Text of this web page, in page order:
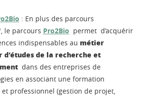
: En plus des parcours
le parcours Pro2Bio permet d’acquérir
indispensables au métier
d’études de la recherche et
dans des entreprises de
en associant une formation
professionnel (gestion de projet,